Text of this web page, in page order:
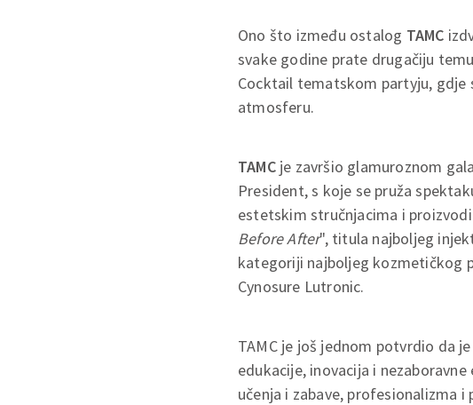
Ono što između ostalog TAMC
svake godine prate drugačiju
Cocktail tematskom partyju, gdje
atmosferu.
TAMC je završio glamuroznom
President, s koje se pruža
estetskim stručnjacima i
Before After", titula najboljeg
kategoriji najboljeg kozmetičkog
Cynosure Lutronic.
TAMC je još jednom potvrdio da
edukacije, inovacija i
učenja i zabave, profesionalizma